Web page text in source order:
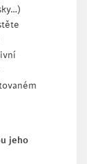
jeho